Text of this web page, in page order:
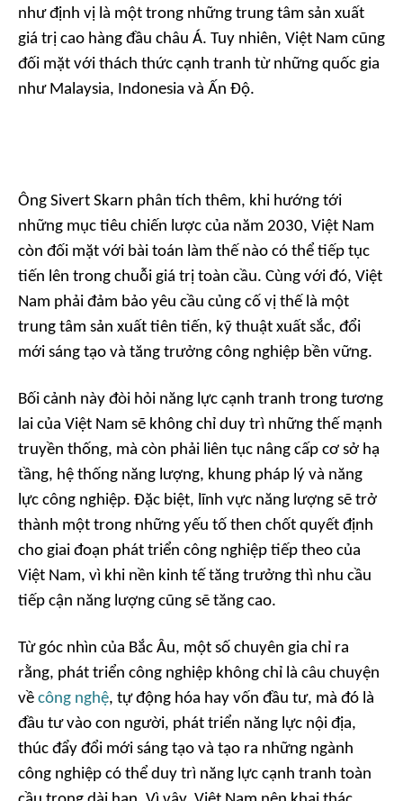
như định vị là một trong những trung tâm sản xuất
giá trị cao hàng đầu châu Á. Tuy nhiên, Việt Nam cũng
đối mặt với thách thức cạnh tranh từ những quốc gia
như Malaysia, Indonesia và Ấn Độ.
Ông Sivert Skarn phân tích thêm, khi hướng tới
những mục tiêu chiến lược của năm 2030, Việt Nam
còn đối mặt với bài toán làm thế nào có thể tiếp tục
tiến lên trong chuỗi giá trị toàn cầu. Cùng với đó, Việt
Nam phải đảm bảo yêu cầu củng cố vị thế là một
trung tâm sản xuất tiên tiến, kỹ thuật xuất sắc, đổi
mới sáng tạo và tăng trưởng công nghiệp bền vững.
Bối cảnh này đòi hỏi năng lực cạnh tranh trong tương
lai của Việt Nam sẽ không chỉ duy trì những thế mạnh
truyền thống, mà còn phải liên tục nâng cấp cơ sở hạ
tầng, hệ thống năng lượng, khung pháp lý và năng
lực công nghiệp. Đặc biệt, lĩnh vực năng lượng sẽ trở
thành một trong những yếu tố then chốt quyết định
cho giai đoạn phát triển công nghiệp tiếp theo của
Việt Nam, vì khi nền kinh tế tăng trưởng thì nhu cầu
tiếp cận năng lượng cũng sẽ tăng cao.
Từ góc nhìn của Bắc Âu, một số chuyên gia chỉ ra
rằng, phát triển công nghiệp không chỉ là câu chuyện
về công nghệ, tự động hóa hay vốn đầu tư, mà đó là
đầu tư vào con người, phát triển năng lực nội địa,
thúc đẩy đổi mới sáng tạo và tạo ra những ngành
công nghiệp có thể duy trì năng lực cạnh tranh toàn